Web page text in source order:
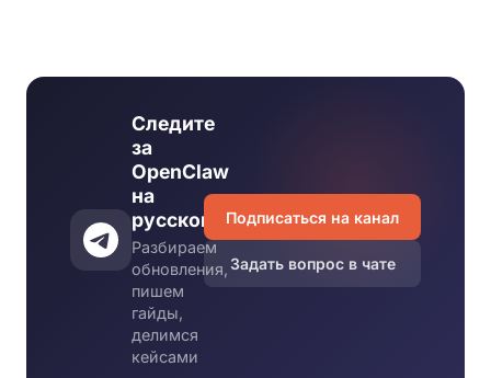
Следите
за
OpenClaw
на
русском
Разбираем
обновления,
пишем
гайды,
делимся
кейсами
Подписаться на канал
Задать вопрос в чате